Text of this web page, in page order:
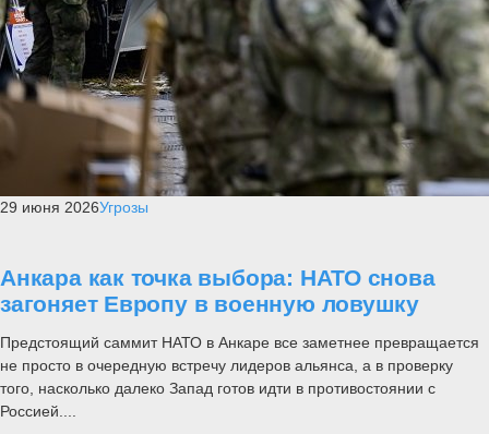
29 июня 2026Угрозы
Анкара как точка выбора: НАТО снова
загоняет Европу в военную ловушку
Предстоящий саммит НАТО в Анкаре все заметнее превращается
не просто в очередную встречу лидеров альянса, а в проверку
того, насколько далеко Запад готов идти в противостоянии с
Россией....